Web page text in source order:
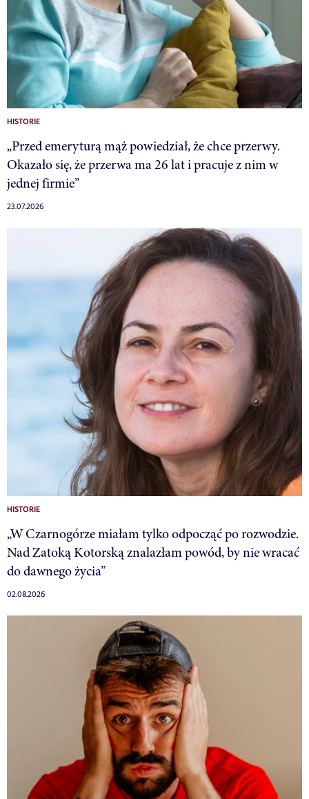
HISTORIE
„Przed emeryturą mąż powiedział, że chce przerwy.
Okazało się, że przerwa ma 26 lat i pracuje z nim w
jednej firmie”
23.07.2026
HISTORIE
„W Czarnogórze miałam tylko odpocząć po rozwodzie.
Nad Zatoką Kotorską znalazłam powód, by nie wracać
do dawnego życia”
02.08.2026